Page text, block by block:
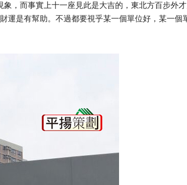
，而事實上十一座見此是大吉的，東北方百步外
運是有幫助。不過都要視乎某一個單位好，某一個